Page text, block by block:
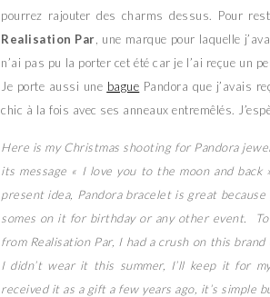
pourrez rajouter des charms dessus. Pour
Realisation Par , une marque pour laquelle
n’ai pas pu la porter cet été car je l’ai reçue un
Je porte aussi une bague Pandora que j’avais
chic à la fois avec ses anneaux entremêlés.
Here is my Christmas shooting for Pandora
its message « I love you to the moon and
present idea, Pandora bracelet is great
somes on it for birthday or any other event.
from Realisation Par, I had a crush on this
I didn’t wear it this summer, I’ll keep it for
received it as a gift a few years ago, it’s simple